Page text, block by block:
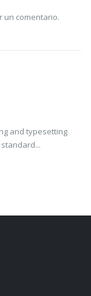
un comentario.
and typesetting